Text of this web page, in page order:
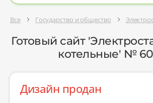
Все Государство и общество
Готовый сайт
котельные' №
Дизайн продан